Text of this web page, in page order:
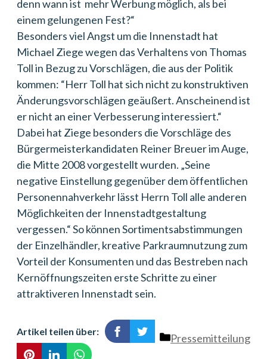
denn wann ist mehr Werbung möglich, als bei
einem gelungenen Fest?“
Besonders viel Angst um die Innenstadt hat
Michael Ziege wegen das Verhaltens von Thomas
Toll in Bezug zu Vorschlägen, die aus der Politik
kommen: “Herr Toll hat sich nicht zu konstruktiven
Änderungsvorschlägen geäußert. Anscheinend ist
er nicht an einer Verbesserung interessiert.“
Dabei hat Ziege besonders die Vorschläge des
Bürgermeisterkandidaten Reiner Breuer im Auge,
die Mitte 2008 vorgestellt wurden. „Seine
negative Einstellung gegenüber dem öffentlichen
Personennahverkehr lässt Herrn Toll alle anderen
Möglichkeiten der Innenstadtgestaltung
vergessen.“ So können Sortimentsabstimmungen
der Einzelhändler, kreative Parkraumnutzung zum
Vorteil der Konsumenten und das Bestreben nach
Kernöffnungszeiten erste Schritte zu einer
attraktiveren Innenstadt sein.
Kategorien
Pressemitteilung
Artikel teilen über: